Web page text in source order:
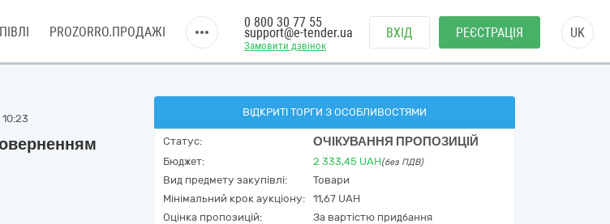
PROZORRO.ПРОДАЖІ
Замовити дзвінок
0 800 30 77 55
support@e-tender.ua ВХІД РЕЄСТРАЦІЯ UK
ВІДКРИТІ ТОРГИ З ОСОБЛИВОСТЯМИ
Статус: ОЧІКУВАННЯ ПРОПОЗИЦІЙ
Бюджет: 2 333,45 UAH(без ПДВ)
Вид предмету закупівлі:
Товари
Мінімальний крок аукціону:
11,67 UAH
Оцінка пропозицій:
За вартістю придбання